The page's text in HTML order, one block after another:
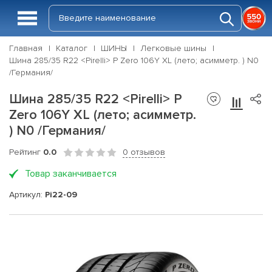
Главная Каталог ШИНЫ
Легковые шины
Шина 285/35 R22 <Pirelli> P Zero 106Y XL (лето; асимметр. ) N0
/Германия/
Шина 285/35 R22 <Pirelli> P
Zero 106Y XL (лето; асимметр.
) N0 /Германия/
Рейтинг 0.0 0 отзывов
Товар заканчивается
Артикул: Pi22-09